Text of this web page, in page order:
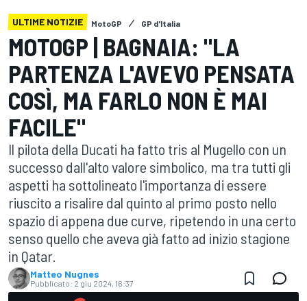
ULTIME NOTIZIE MotoGP GP d'Italia
MOTOGP | BAGNAIA: "LA
PARTENZA L'AVEVO PENSATA
COSÌ, MA FARLO NON È MAI
FACILE"
Il pilota della Ducati ha fatto tris al Mugello con un
successo dall'alto valore simbolico, ma tra tutti gli
aspetti ha sottolineato l'importanza di essere
riuscito a risalire dal quinto al primo posto nello
spazio di appena due curve, ripetendo in una certo
senso quello che aveva già fatto ad inizio stagione
in Qatar.
Matteo Nugnes
Pubblicato: 2 giu 2024, 16:37